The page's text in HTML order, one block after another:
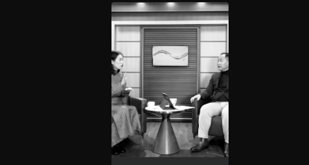
САЙХАН ЗҮЙЛЭЭ
БУСДЫН ХҮҮХДЭД
ХҮСЭЭРЭЙ